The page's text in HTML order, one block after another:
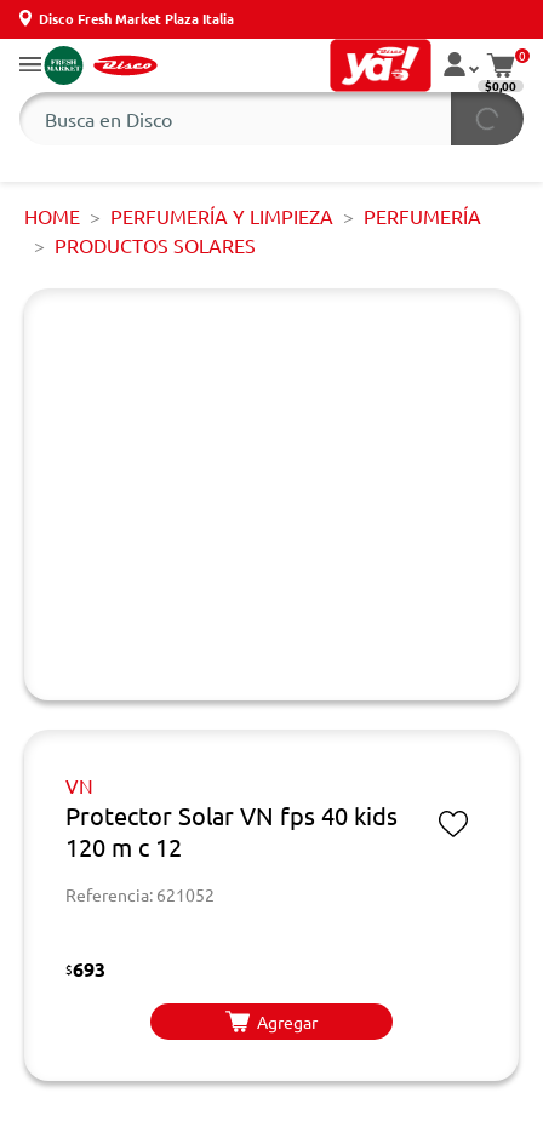
Disco Fresh Market Plaza Italia
0
$0,00
HOME PERFUMERÍA Y LIMPIEZA
PERFUMERÍA
PRODUCTOS SOLARES
VN
Protector Solar VN fps 40 kids
120 m c 12
Referencia: 621052
$693
Agregar